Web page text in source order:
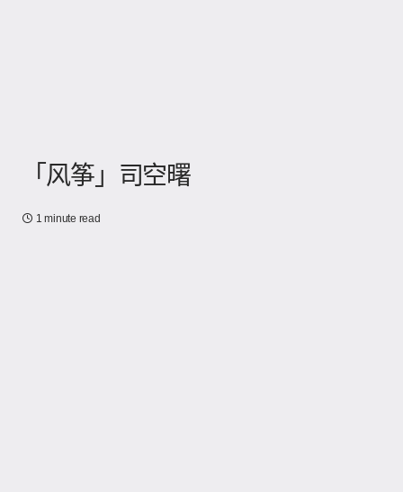
「风筝」司空曙
1 minute read